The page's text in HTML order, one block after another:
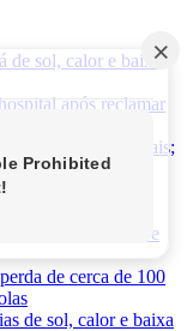
de sol, calor e baixa
após reclamar
em Minas Gerais;
e cair de oito
contrabandeados e
de cerca de 100
de sol, calor e baixa